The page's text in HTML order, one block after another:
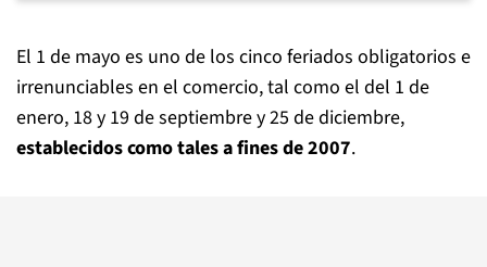
El 1 de mayo es uno de los cinco feriados obligatorios e
irrenunciables en el comercio, tal como el del 1 de
enero, 18 y 19 de septiembre y 25 de diciembre,
establecidos como tales a fines de 2007.